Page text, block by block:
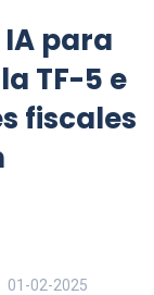
para
TF-5 e
fiscales
01-02-2025